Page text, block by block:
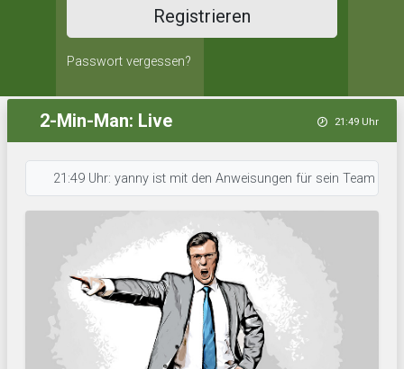
Registrieren
Passwort vergessen?
2-Min-Man: Live 21:49 Uhr
21:49 Uhr: yanny ist mit den Anweisungen für sein Team durch.